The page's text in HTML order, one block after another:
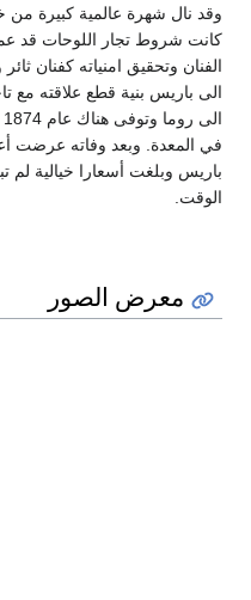
وقد نال شهرة عالمية كبيرة
كانت شروط تجار اللوحات قد
الى باريس بنية قطع علاقته مع
باريس وبلغت أسعارا خيالية لم
الوقت.
معرض الصور